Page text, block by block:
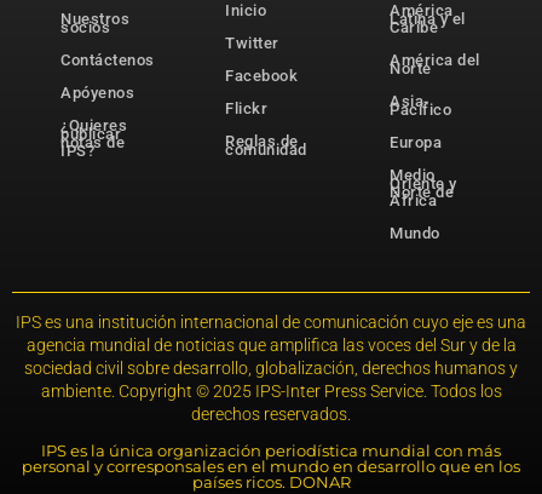
Nuestros
socios
Contáctenos
Apóyenos
¿Quieres
publicar
notas de
IPS?
Inicio
Twitter
Facebook
Flickr
Reglas de
comunidad
América
Latina y el
Caribe
América del
Norte
Asia-
Pacífico
Europa
Medio
Oriente y
Norte de
África
Mundo
IPS es una institución internacional de comunicación cuyo eje es una
agencia mundial de noticias que amplifica las voces del Sur y de la
sociedad civil sobre desarrollo, globalización, derechos humanos y
ambiente. Copyright © 2025 IPS-Inter Press Service. Todos los
derechos reservados.
IPS es la única organización periodística mundial con más
personal y corresponsales en el mundo en desarrollo que en los
países ricos. DONAR